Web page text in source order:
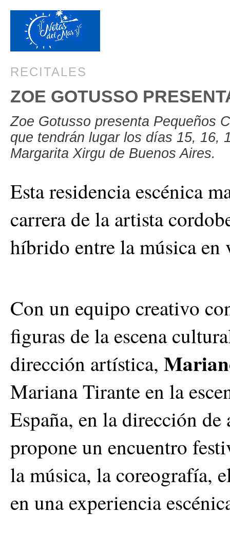
RECITALES
ZOE GOTUSSO
Zoe Gotusso presenta Pequeños
que tendrán lugar los días 15, 16,
Margarita Xirgu de Buenos Aires.
Esta residencia escénica
carrera de la artista
híbrido entre la música
Con un equipo creativo
figuras de la escena
dirección artística,
Mariana Tirante en la
España, en la dirección
propone un encuentro
la música, la coreografía,
en una experiencia